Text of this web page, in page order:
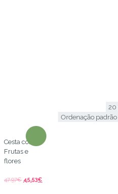
Cesta com
Frutas e
flores
47.97€ 45.53€